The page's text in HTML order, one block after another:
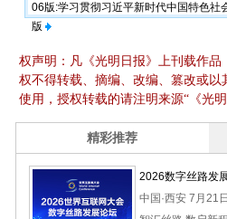
06版:学习贯彻习近平新时代中国特色
版
权声明：凡《光明日报》上刊载作
权不得转载、摘编、改编、篡改或
使用，授权转载的请注明来源“《光明